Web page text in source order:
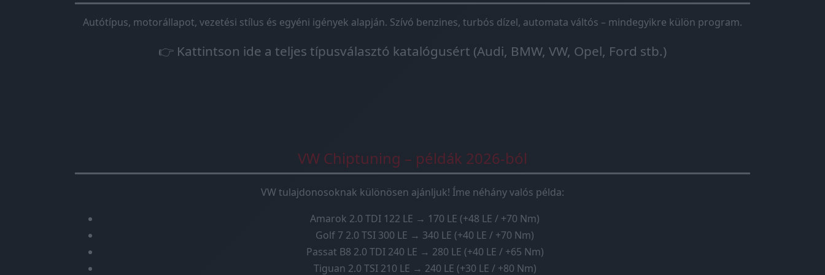
Autótípus, motorállapot, vezetési stílus és egyéni igények alapján. Szívó benzines, turbós dízel, automata váltós – mindegyikre külön program.
👉 Kattintson ide a teljes típusválasztó katalógusért (Audi, BMW, VW, Opel, Ford stb.)
VW Chiptuning – példák 2026-ból
VW tulajdonosoknak különösen ajánljuk! Íme néhány valós példa:
Amarok 2.0 TDI 122 LE → 170 LE (+48 LE / +70 Nm)
Golf 7 2.0 TSI 300 LE → 340 LE (+40 LE / +70 Nm)
Passat B8 2.0 TDI 240 LE → 280 LE (+40 LE / +65 Nm)
Tiguan 2.0 TSI 210 LE → 240 LE (+30 LE / +80 Nm)